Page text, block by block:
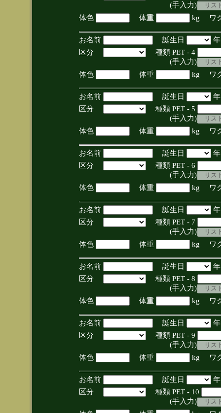
(手入力)
体色
体重 kg ワ
お名前 誕生日
区分
種類 PET - 4
(手入力)
体色
体重 kg ワ
お名前 誕生日
区分
種類 PET - 5
(手入力)
体色
体重 kg ワ
お名前 誕生日
区分
種類 PET - 6
(手入力)
体色
体重 kg ワ
お名前 誕生日
区分
種類 PET - 7
(手入力)
体色
体重 kg ワ
お名前 誕生日
区分
種類 PET - 8
(手入力)
体色
体重 kg ワ
お名前 誕生日
区分
種類 PET - 9
(手入力)
体色
体重 kg ワ
お名前 誕生日
区分
種類 PET - 10
(手入力)